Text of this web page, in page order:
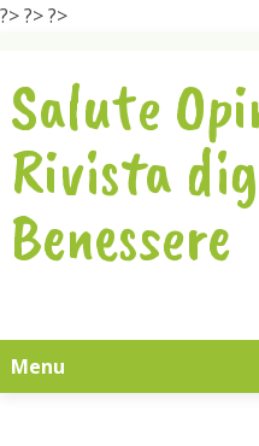
?>?>?>
Salute
Rivista
Benessere
Menu